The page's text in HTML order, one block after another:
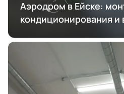
Аэродром в Ейске:
кондиционирования и